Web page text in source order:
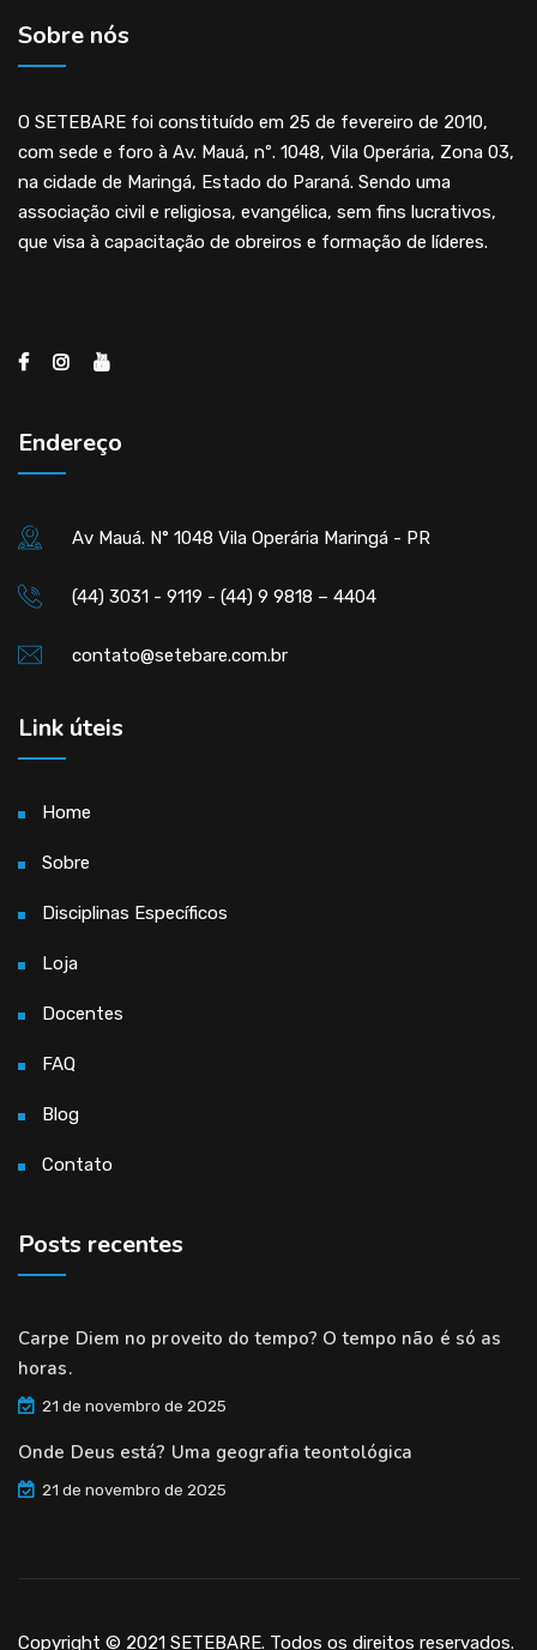
Sobre nós
O SETEBARE foi constituído em 25 de fevereiro de 2010,
com sede e foro à Av. Mauá, nº. 1048, Vila Operária, Zona 03,
na cidade de Maringá, Estado do Paraná. Sendo uma
associação civil e religiosa, evangélica, sem fins lucrativos,
que visa à capacitação de obreiros e formação de líderes.
Endereço
Av Mauá. N° 1048 Vila Operária Maringá - PR
(44) 3031 - 9119 - (44) 9 9818 – 4404
contato@setebare.com.br
Link úteis
Home
Sobre
Disciplinas Específicos
Loja
Docentes
FAQ
Blog
Contato
Posts recentes
Carpe Diem no proveito do tempo? O tempo não é só as
horas.
21 de novembro de 2025
Onde Deus está? Uma geografia teontológica
21 de novembro de 2025
Copyright © 2021 SETEBARE. Todos os direitos reservados.